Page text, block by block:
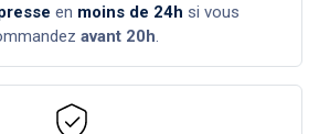
en moins de 24h si vous
avant 20h.